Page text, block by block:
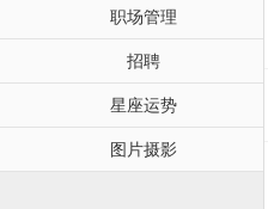
职场管理
招聘
星座运势
图片摄影